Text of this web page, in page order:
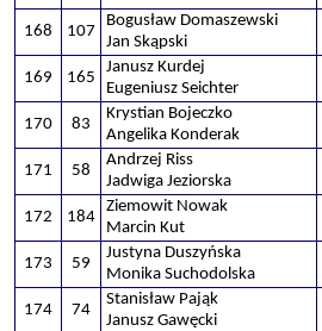
168 107
Bogusław Domaszewski
Jan Skąpski
169
165
Janusz Kurdej
Eugeniusz Seichter
170 83
Krystian Bojeczko
Angelika Konderak
171
58
Andrzej Riss
Jadwiga Jeziorska
172 184
Ziemowit Nowak
Marcin Kut
173
59
Justyna Duszyńska
Monika Suchodolska
174
74
Stanisław Pająk
Janusz Gawęcki